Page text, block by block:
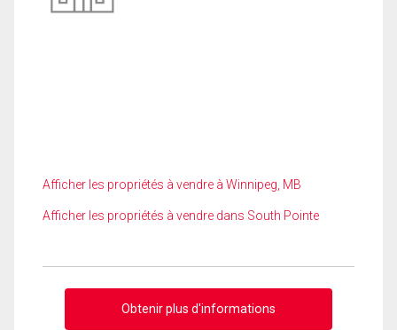
Afficher les propriétés à vendre à Winnipeg, MB
Afficher les propriétés à vendre dans South Pointe
Obtenir plus d'informations